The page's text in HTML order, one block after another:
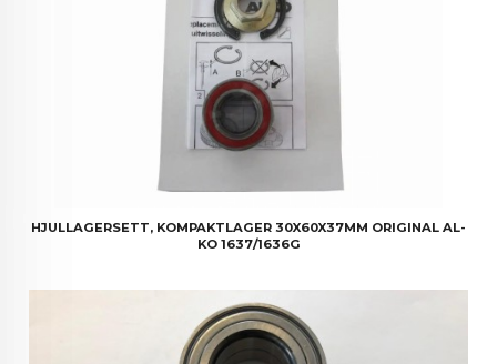
HJULLAGERSETT, KOMPAKTLAGER 30X60X37MM ORIGINAL AL-
KO 1637/1636G